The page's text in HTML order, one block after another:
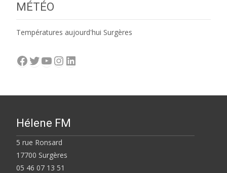
MÉTÉO
Températures aujourd'hui Surgères
Facebook
Twitter
YouTube
Instagram
LinkedIn
Hélene FM
5 rue Ronsard
17700 Surgères
05 46 07 13 51